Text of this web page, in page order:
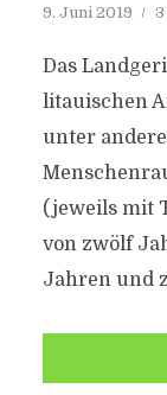
9. Juni 2019
Das
litauischen
unter
(jeweils mit
von zwölf
Jahren und